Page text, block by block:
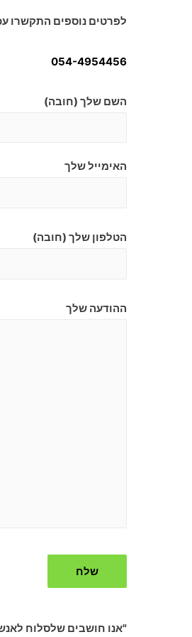
לפרטים נוספים התקשרו
054-4954456
השם שלך (חובה)
האימייל שלך
הטלפון שלך (חובה)
ההודעה שלך
"אנו חושבים שלסלוח